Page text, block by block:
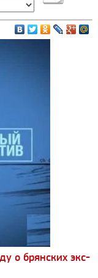
о брянских экс-